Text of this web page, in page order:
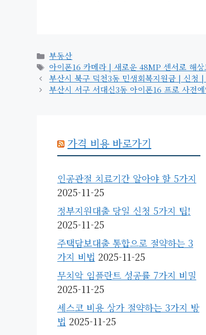
카
테
고
리
부동산
태
그
아이폰16 카메라 | 새로운 48MP 센서로 해
부산시 북구 덕천3동 민생회복지원금 | 신
부산시 서구 서대신3동 아이폰16 프로 사
가격 비용 바로가기
인공관절 치료기간 알아야 할 5가지
2025-11-25
정부지원대출 당일 신청 5가지 팁!
2025-11-25
주택담보대출 통합으로 절약하는 3
가지 비법 2025-11-25
무치악 임플란트 성공률 7가지 비밀
2025-11-25
세스코 비용 상가 절약하는 3가지 방
법 2025-11-25